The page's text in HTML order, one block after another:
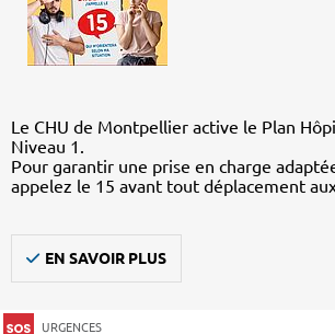
Le CHU de Montpellier active le Plan
Niveau 1.
Pour garantir une prise en charge
appelez le 15 avant tout déplacement
EN SAVOIR PLUS
URGENCES